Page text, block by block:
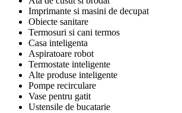
Imprimante si masini de decupat
Obiecte sanitare
Termosuri si cani termos
Casa inteligenta
Aspiratoare robot
Termostate inteligente
Alte produse inteligente
Pompe recirculare
Vase pentru gatit
Ustensile de bucatarie